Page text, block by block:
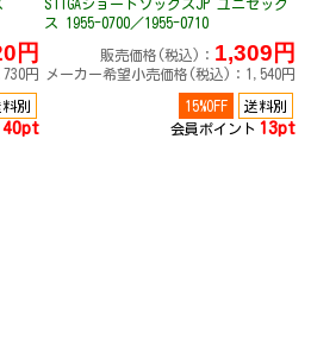
円
円
別
40pt
STIGAショートソックスJP ユニセック
ス 1955-0700／1955-0710
販売価格(税込)： 1,309円
メーカー希望小売価格(税込)：1,540円
15%OFF
送料別
会員ポイント 13pt